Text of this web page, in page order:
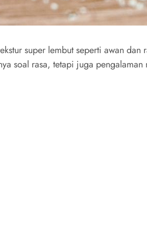
super lembut seperti awan
soal rasa, tetapi juga pengalaman